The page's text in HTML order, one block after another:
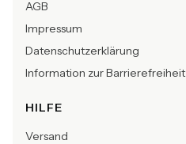
AGB
Impressum
Datenschutzerklärung
Information zur Barrierefreiheit
HILFE
Versand